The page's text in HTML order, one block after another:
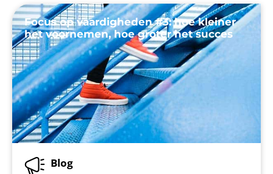
Focus op vaardigheden #3: hoe kleiner
het voornemen, hoe groter het succes
Blog